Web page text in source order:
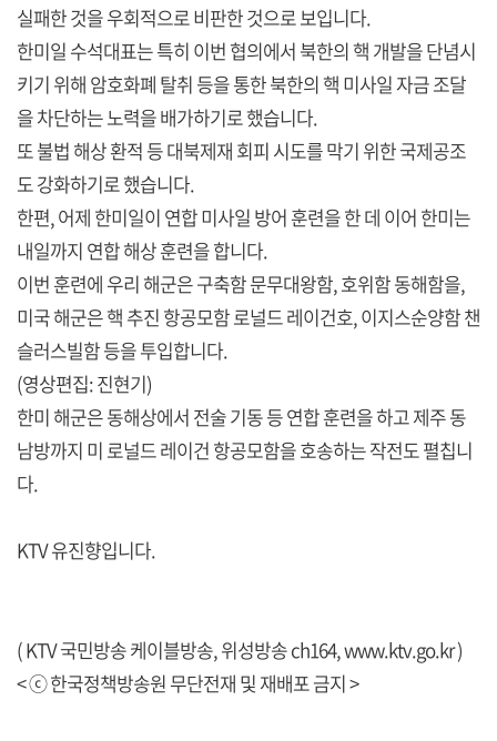
실패한 것을 우회적으로 비판한 것으로 보입니다.
한미일 수석대표는 특히 이번 협의에서 북한의 핵 개발을 단념시
키기 위해 암호화폐 탈취 등을 통한 북한의 핵 미사일 자금 조달
을 차단하는 노력을 배가하기로 했습니다.
또 불법 해상 환적 등 대북제재 회피 시도를 막기 위한 국제공조
도 강화하기로 했습니다.
한편, 어제 한미일이 연합 미사일 방어 훈련을 한 데 이어 한미는
내일까지 연합 해상 훈련을 합니다.
이번 훈련에 우리 해군은 구축함 문무대왕함, 호위함 동해함을,
미국 해군은 핵 추진 항공모함 로널드 레이건호, 이지스순양함 챈
슬러스빌함 등을 투입합니다.
(영상편집: 진현기)
한미 해군은 동해상에서 전술 기동 등 연합 훈련을 하고 제주 동
남방까지 미 로널드 레이건 항공모함을 호송하는 작전도 펼칩니
다.
KTV 유진향입니다.
( KTV 국민방송 케이블방송, 위성방송 ch164,www.ktv.go.kr)
< ⓒ 한국정책방송원 무단전재 및 재배포 금지 >